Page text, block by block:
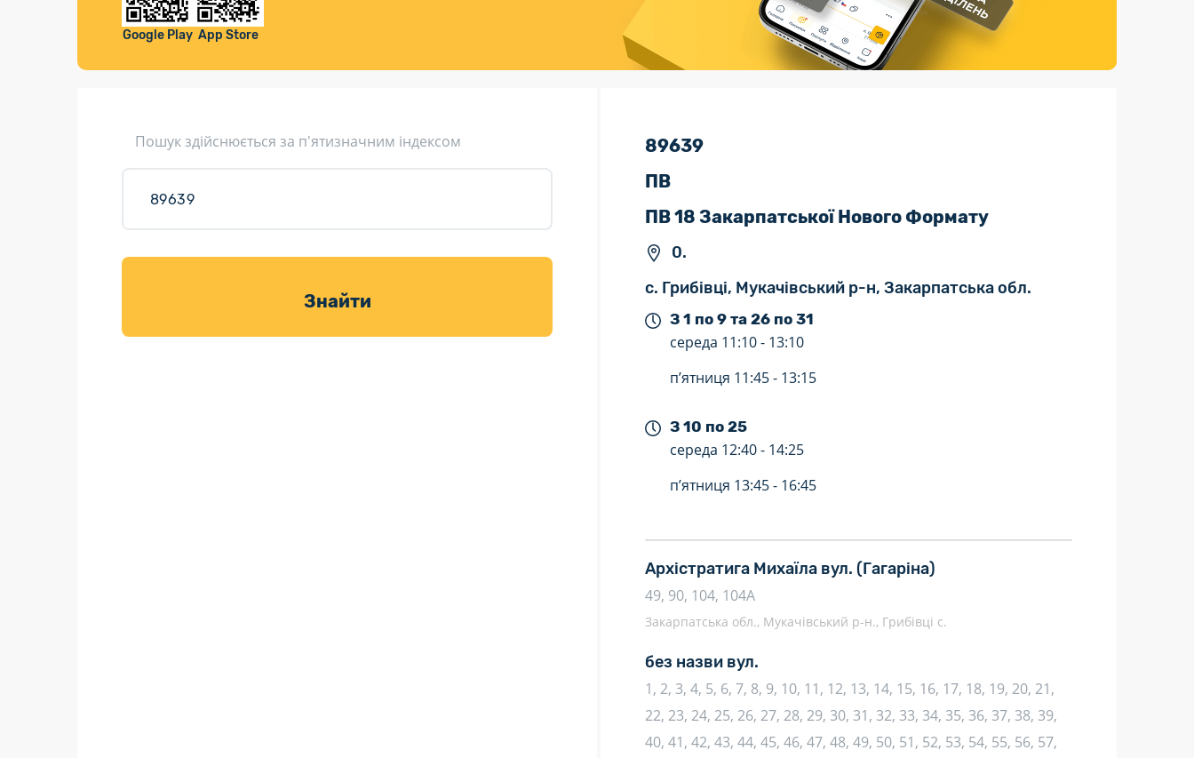
Листи та листівки
Доставка товарів для саду
Валютно-обмінні операції
Страхові послуги
Каталог «Укрпошта Маркет»
Google Play App Store
Пошук здійснюється за п'ятизначним індексом
Знайти
89639
ПВ
ПВ 18 Закарпатської Нового Формату
0.
с. Грибівці, Мукачівський р-н, Закарпатська обл.
З 1 по 9 та 26 по 31
середа 11:10 - 13:10
п’ятниця 11:45 - 13:15
З 10 по 25
середа 12:40 - 14:25
п’ятниця 13:45 - 16:45
Архістратига Михаїла вул. (Гагаріна)
49, 90, 104, 104А
Закарпатська обл., Мукачівський р-н., Грибівці с.
без назви вул.
1, 2, 3, 4, 5, 6, 7, 8, 9, 10, 11, 12, 13, 14, 15, 16, 17, 18, 19, 20, 21,
22, 23, 24, 25, 26, 27, 28, 29, 30, 31, 32, 33, 34, 35, 36, 37, 38, 39,
40, 41, 42, 43, 44, 45, 46, 47, 48, 49, 50, 51, 52, 53, 54, 55, 56, 57,